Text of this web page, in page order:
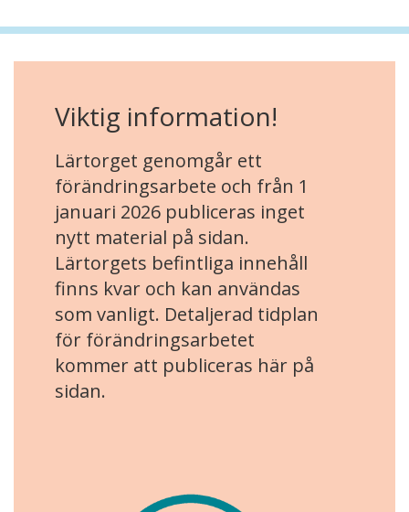
Viktig information!
Lärtorget genomgår ett
förändringsarbete och från 1
januari 2026 publiceras inget
nytt material på sidan.
Lärtorgets befintliga innehåll
finns kvar och kan användas
som vanligt. Detaljerad tidplan
för förändringsarbetet
kommer att publiceras här på
sidan.